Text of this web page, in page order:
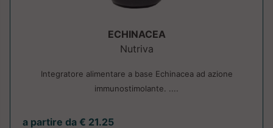
ECHINACEA
Nutriva
Integratore alimentare a base Echinacea ad azione
immunostimolante. ....
a partire da € 21.25